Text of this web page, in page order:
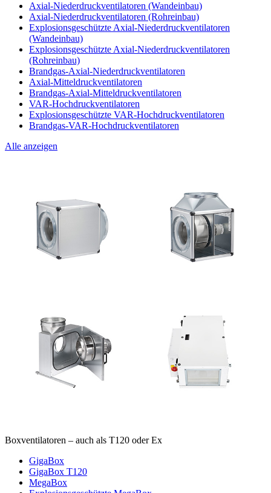
Axial-Niederdruckventilatoren (Wandeinbau)
Axial-Niederdruckventilatoren (Rohreinbau)
Explosionsgeschützte Axial-Niederdruckventilatoren
(Wandeinbau)
Explosionsgeschützte Axial-Niederdruckventilatoren
(Rohreinbau)
Brandgas-Axial-Niederdruckventilatoren
Axial-Mitteldruckventilatoren
Brandgas-Axial-Mitteldruckventilatoren
VAR-Hochdruckventilatoren
Explosionsgeschützte VAR-Hochdruckventilatoren
Brandgas-VAR-Hochdruckventilatoren
Alle anzeigen
Boxventilatoren – auch als T120 oder Ex
GigaBox
GigaBox T120
MegaBox